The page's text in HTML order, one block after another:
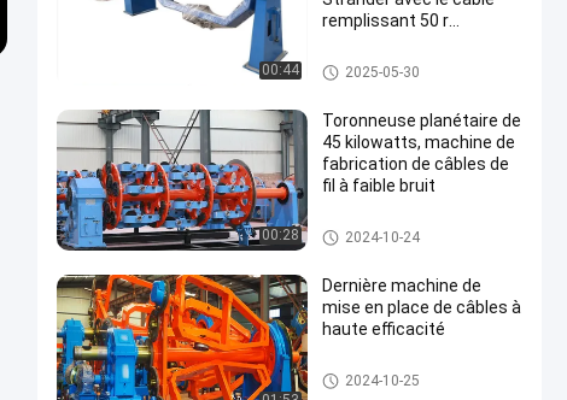
00:44
remplissant 50 r
NSK
Machine d'immobilisation
2025-05-30
00:28
Toronneuse planétaire de
45 kilowatts, machine de
fabrication de câbles de
fil à faible bruit
toronneuse planétaire
2024-10-24
Dernière machine de
mise en place de câbles à
haute efficacité
Machine d'immobilisation
2024-10-25